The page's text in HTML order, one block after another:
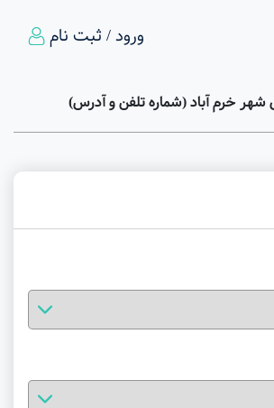
ورود / ثبت نام
شهر خرم آباد (شماره تلفن و آدرس)